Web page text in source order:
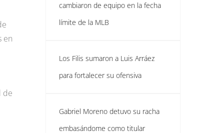
en
de
cambiaron de equipo en la fecha
límite de la MLB
Los Filis sumaron a Luis Arráez
para fortalecer su ofensiva
Gabriel Moreno detuvo su racha
embasándome como titular